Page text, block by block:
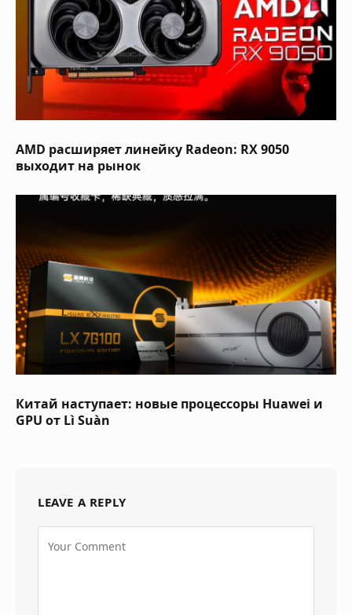
AMD расширяет линейку Radeon: RX 9050
выходит на рынок
Китай наступает: новые процессоры Huawei и
GPU от Lì Suàn
LEAVE A REPLY